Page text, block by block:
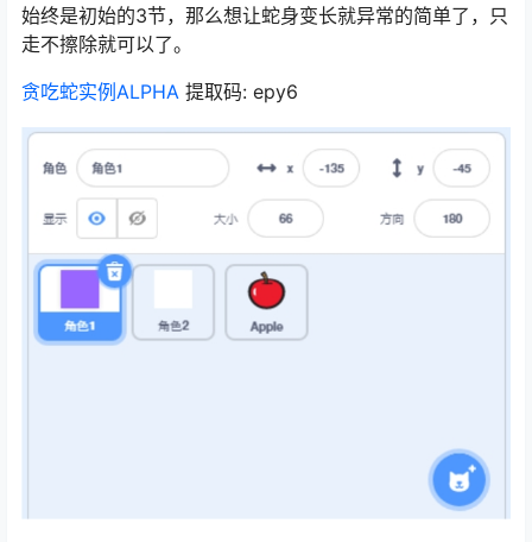
始终是初始的3节，那么想让蛇身变长就异常的简单了，只
走不擦除就可以了。
贪吃蛇实例ALPHA 提取码: epy6